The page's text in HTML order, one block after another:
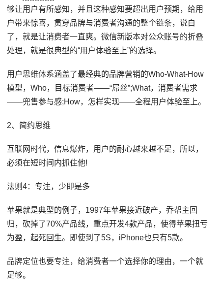
够让用户有所感知，并且这种感知要超出用户预期，给用
户带来惊喜，贯穿品牌与消费者沟通的整个链条，说白
了，就是让消费者一直爽。微信新版本对公众账号的折叠
处理，就是很典型的“用户体验至上”的选择。
用户思维体系涵盖了最经典的品牌营销的Who-What-How
模型，Who，目标消费者——“屌丝”;What，消费者需求
——兜售参与感;How，怎样实现——全程用户体验至上。
2、简约思维
互联网时代，信息爆炸，用户的耐心越来越不足，所以，
必须在短时间内抓住他!
法则4：专注，少即是多
苹果就是典型的例子，1997年苹果接近破产，乔帮主回
归，砍掉了70%产品线，重点开发4款产品，使得苹果扭亏
为盈，起死回生。即使到了5S，iPhone也只有5款。
品牌定位也要专注，给消费者一个选择你的理由，一个就
足够。